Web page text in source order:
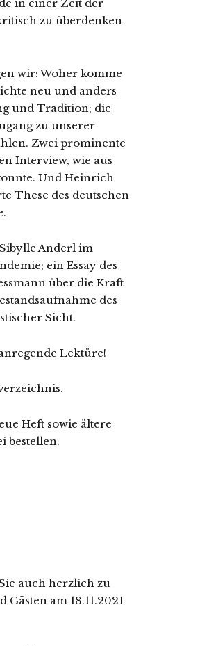
in einer Zeit der
zu überdenken
wir: Woher komme
neu und anders
und Tradition; die
zu unserer
Zwei prominente
Interview, wie aus
Und Heinrich
These des deutschen
Anderl im
ein Essay des
über die Kraft
des
Sicht.
Lektüre!
Heft sowie ältere
bestellen.
auch herzlich zu
am 18.11.2021